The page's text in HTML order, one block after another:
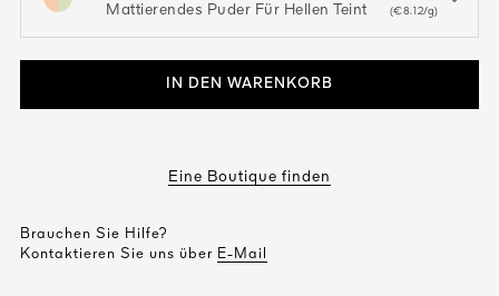
Mattierendes Puder Für Hellen Teint
(€8.12/g)
open the dropdown menu to see the available colors / to choose a
IN DEN WARENKORB
Eine Boutique finden
Brauchen Sie Hilfe?
Kontaktieren Sie uns über E-Mail